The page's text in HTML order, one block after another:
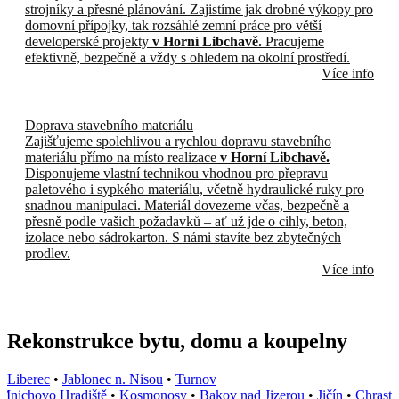
strojníky a přesné plánování. Zajistíme jak drobné výkopy pro
domovní přípojky, tak rozsáhlé zemní práce pro větší
developerské projekty v Horní Libchavě. Pracujeme
efektivně, bezpečně a vždy s ohledem na okolní prostředí.
Více info
Doprava stavebního materiálu
Zajišťujeme spolehlivou a rychlou dopravu stavebního
materiálu přímo na místo realizace v Horní Libchavě.
Disponujeme vlastní technikou vhodnou pro přepravu
paletového i sypkého materiálu, včetně hydraulické ruky pro
snadnou manipulaci. Materiál dovezeme včas, bezpečně a
přesně podle vašich požadavků – ať už jde o cihly, beton,
izolace nebo sádrokarton. S námi stavíte bez zbytečných
prodlev.
Více info
Rekonstrukce bytu, domu a koupelny
Liberec • Jablonec n. Nisou • Turnov
Hradiště• Kosmonosy• Bakov nad Jizerou• Jičín•